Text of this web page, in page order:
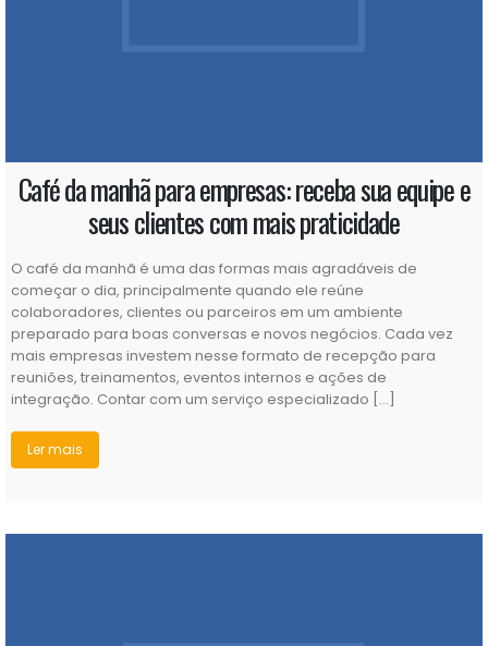
seus clientes com mais praticidade
O café da manhã é uma das formas mais agradáveis de
começar o dia, principalmente quando ele reúne
colaboradores, clientes ou parceiros em um ambiente
preparado para boas conversas e novos negócios. Cada vez
mais empresas investem nesse formato de recepção para
reuniões, treinamentos, eventos internos e ações de
integração. Contar com um serviço especializado […]
Ler mais